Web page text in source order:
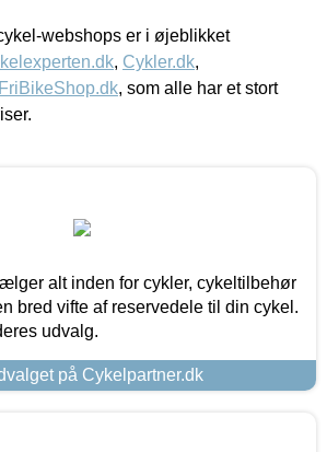
webshops er i øjeblikket
, Cykler.dk,
FriBikeShop.dk, som alle har et stort
alt inden for cykler, cykeltilbehør
bred vifte af reservedele til din cykel.
udvalg.
på Cykelpartner.dk